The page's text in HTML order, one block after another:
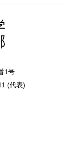
1号
(代表)